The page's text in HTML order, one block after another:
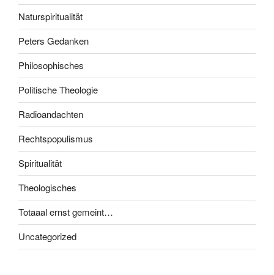
Naturspiritualität
Peters Gedanken
Philosophisches
Politische Theologie
Radioandachten
Rechtspopulismus
Spiritualität
Theologisches
Totaaal ernst gemeint…
Uncategorized